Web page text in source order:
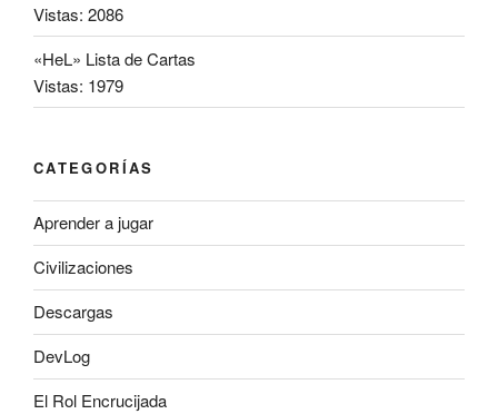
Vistas: 2086
«HeL» Lista de Cartas
Vistas: 1979
CATEGORÍAS
Aprender a jugar
Civilizaciones
Descargas
DevLog
El Rol Encrucijada